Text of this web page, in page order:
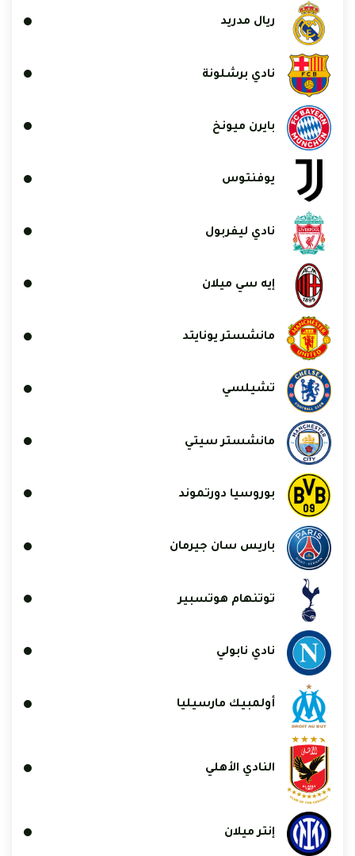
ريال مدريد
نادي برشلونة
بايرن ميونخ
يوفنتوس
نادي ليفربول
إيه سي ميلان
مانشستر يونايتد
تشيلسي
مانشستر سيتي
بوروسيا دورتموند
باريس سان جيرمان
توتنهام هوتسبير
نادي نابولي
أولمبيك مارسيليا
النادي الأهلي
إنتر ميلان